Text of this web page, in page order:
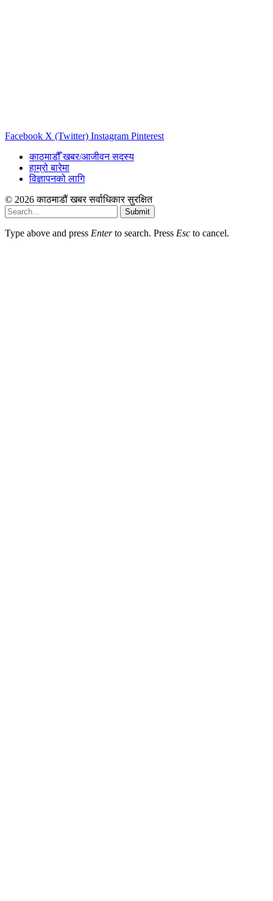
Facebook X (Twitter) Instagram Pinterest
काठमाडौँ खबर/आजीवन सदस्य
हाम्रो बारेमा
विज्ञापनको लागि
© 2026 काठमाडौं खबर सर्वाधिकार सुरक्षित
Submit
Type above and press Enterto search. Press Esc to cancel.